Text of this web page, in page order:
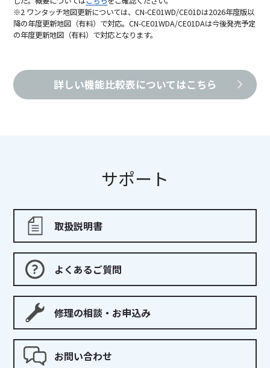
※2 ワンタッチ地図更新については、CN-CE01WD/CE01Dは2026年度版以
降の年度更新地図（有料）で対応。CN-CE01WDA/CE01DAは今後発売予定
の年度更新地図（有料）で対応となります。
詳しい機能比較表についてはこちら
サポート
取扱説明書
よくあるご質問
修理の相談・ お申込み
お問い合わせ